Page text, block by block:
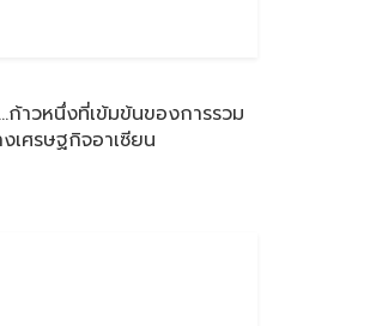
ก้าวหนึ่งที่เข้มข้นของการรวม
เศรษฐกิจอาเซียน